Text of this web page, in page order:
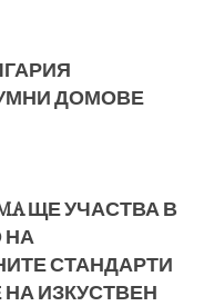
ДОМОВЕ
ЩЕ УЧАСТВА В
НА
СТАНДАРТИ
ИЗКУСТВЕН